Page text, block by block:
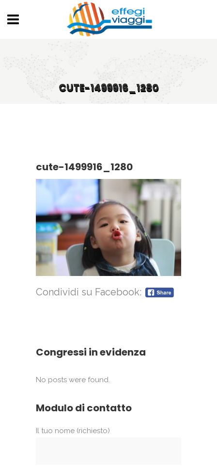
CUTE-1499916_1280
cute-1499916_1280
Condividi su Facebook:
Congressi in evidenza
No posts were found.
Modulo di contatto
Il tuo nome (richiesto)